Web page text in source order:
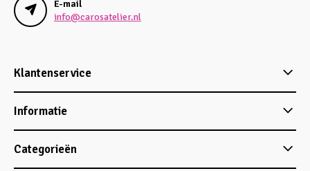
E-mail
info@carosatelier.nl
Klantenservice
Informatie
Categorieën